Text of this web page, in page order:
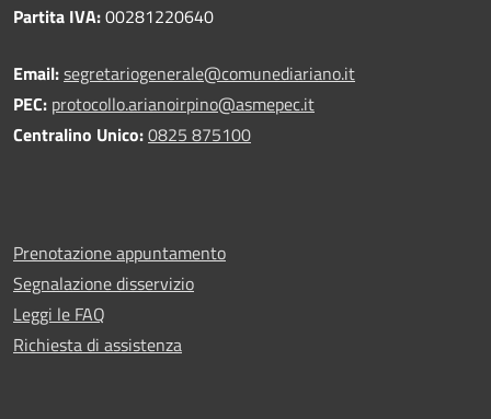
Partita IVA:00281220640
Email:segretariogenerale@comunediariano.it
PEC: protocollo.arianoirpino@asmepec.it
Centralino Unico:0825 875100
Prenotazione appuntamento
Segnalazione disservizio
Leggi le FAQ
Richiesta di assistenza